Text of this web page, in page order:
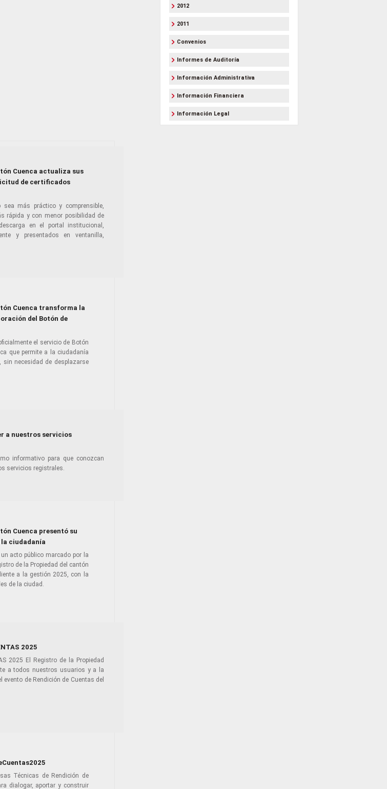
2012
2011
Convenios
Informes de Auditoría
Información Administrativa
Información Financiera
Información Legal
Cuenca actualiza sus
de certificados
más práctico y comprensible,
rápida y con menor posibilidad de
en el portal institucional,
y presentados en ventanilla,
Cuenca transforma la
del Botón de
el servicio de Botón
que permite a la ciudadanía
necesidad de desplazarse
a nuestros servicios
informativo para que conozcan
servicios registrales.
Cuenca presentó su
la ciudadanía
acto público marcado por la
de la Propiedad del cantón
a la gestión 2025, con la
de la ciudad.
2025
2025 El Registro de la Propiedad
a todos nuestros usuarios y a la
de Rendición de Cuentas del
Técnicas de Rendición de
dialogar, aportar y construir